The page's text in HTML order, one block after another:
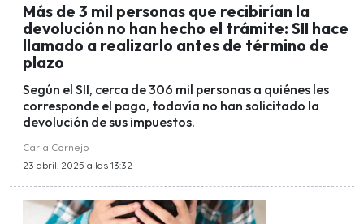
Más de 3 mil personas que recibirían la
devolución no han hecho el trámite: SII hace
llamado a realizarlo antes de término de
plazo
Según el SII, cerca de 306 mil personas a quiénes les
corresponde el pago, todavía no han solicitado la
devolución de sus impuestos.
Carla Cornejo
23 abril, 2025 a las 13:32